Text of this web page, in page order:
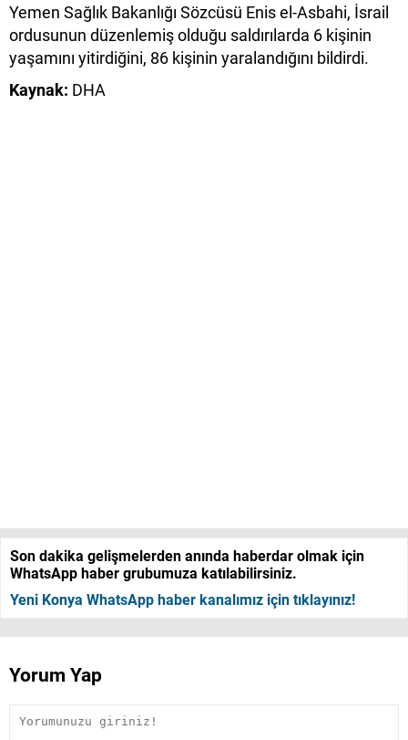
Yemen Sağlık Bakanlığı Sözcüsü Enis el-Asbahi, İsrail
ordusunun düzenlemiş olduğu saldırılarda 6 kişinin
yaşamını yitirdiğini, 86 kişinin yaralandığını bildirdi.
Kaynak: DHA
Son dakika gelişmelerden anında haberdar olmak için
WhatsApp haber grubumuza katılabilirsiniz.
Yeni Konya WhatsApp haber kanalımız için tıklayınız!
Yorum Yap